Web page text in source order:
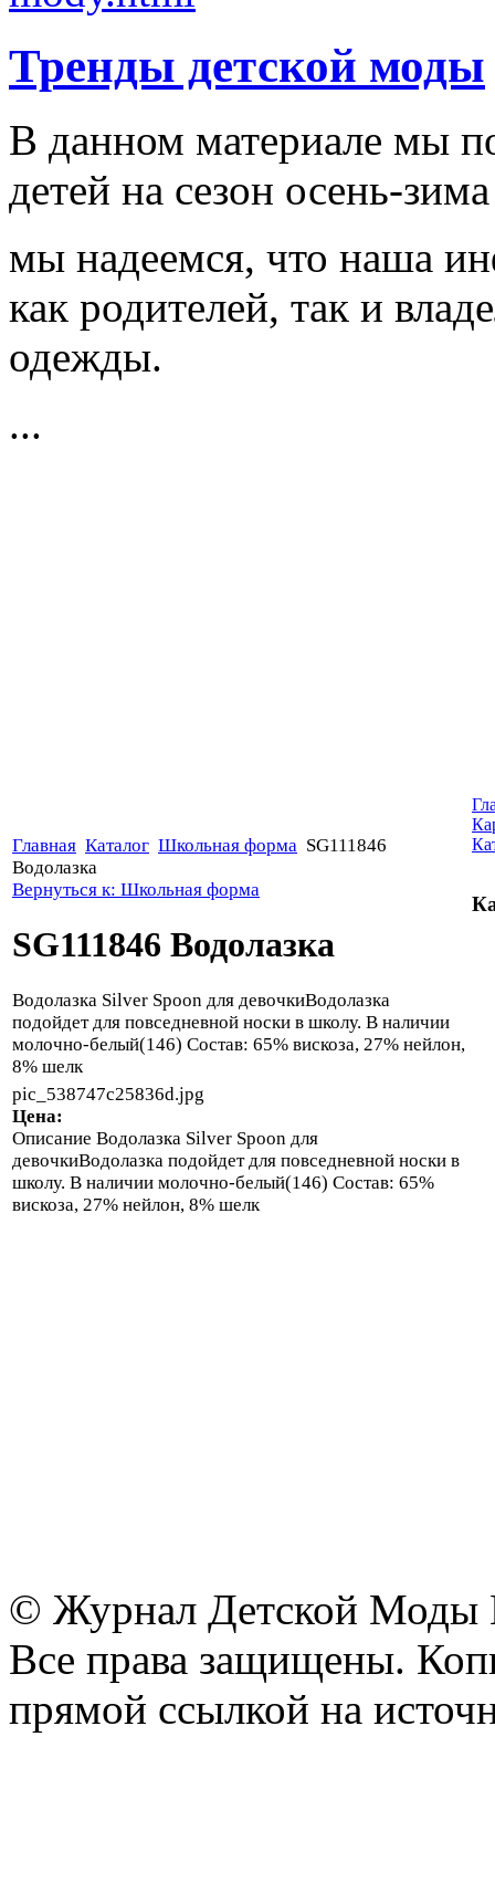
Тренды детской моды
В данном материале мы
детей на сезон осень-
мы надеемся, что наша
как родителей, так и
одежды.
...
Главная Каталог Школьная форма SG111846
Водолазка
Вернуться к: Школьная форма
SG111846 Водолазка
Водолазка Silver Spoon для девочкиВодолазка
подойдет для повседневной носки в школу. В наличии
молочно-белый(146) Состав: 65% вискоза, 27% нейлон,
8% шелк
pic_538747c25836d.jpg
Цена:
Описание Водолазка Silver Spoon для
девочкиВодолазка подойдет для повседневной носки в
школу. В наличии молочно-белый(146) Состав: 65%
вискоза, 27% нейлон, 8% шелк
© Журнал Детской Моды
Все права защищены.
прямой ссылкой на